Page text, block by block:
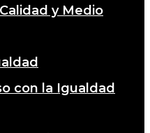
y Medio
con la Igualdad